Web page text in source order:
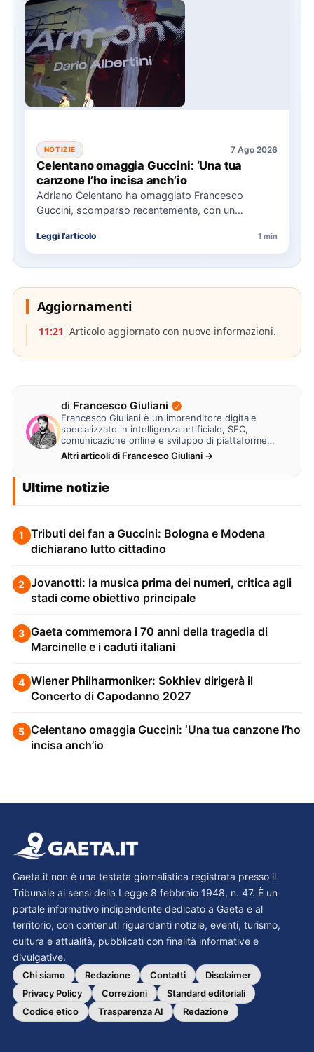
NOTIZIE 7 Ago 2026
Celentano omaggia Guccini: ‘Una tua
canzone l’ho incisa anch’io
Adriano Celentano ha omaggiato Francesco
Guccini, scomparso recentemente, con un
"Vite" che…
Leggi l'articolo 1 min
Aggiornamenti
11:21 Articolo aggiornato con nuove informazioni.
di Francesco Giuliani
Francesco Giuliani è un imprenditore digitale
specializzato in intelligenza artificiale, SEO,
comunicazione online e sviluppo di piattaforme
web. Lavora alla creazione di…
Altri articoli di Francesco Giuliani →
Ultime notizie
1
Tributi dei fan a Guccini: Bologna e Modena
dichiarano lutto cittadino
2 Jovanotti: la musica prima dei numeri, critica agli
stadi come obiettivo principale
3 Gaeta commemora i 70 anni della tragedia di
Marcinelle e i caduti italiani
4 Wiener Philharmoniker: Sokhiev dirigerà il
Concerto di Capodanno 2027
5 Celentano omaggia Guccini: ‘Una tua canzone l’ho
incisa anch’io
Gaeta.it non è una testata giornalistica registrata presso il
Tribunale ai sensi della Legge 8 febbraio 1948, n. 47. È un
portale informativo indipendente dedicato a Gaeta e al
territorio, con contenuti riguardanti notizie, eventi, turismo,
cultura e attualità, pubblicati con finalità informative e
divulgative.
Chi siamo Redazione Contatti
Disclaimer
Privacy Policy
Correzioni
Standard editoriali
Codice etico
Trasparenza AI Redazione